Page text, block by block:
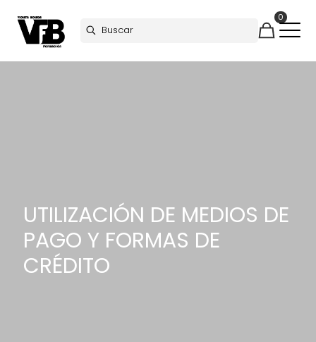
0
UTILIZACIÓN DE MEDIOS DE
PAGO Y FORMAS DE
CRÉDITO